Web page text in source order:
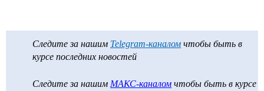
Следите за нашим Telegram-каналом чтобы быть в
курсе последних новостей
Следите за нашим МАКС-каналом чтобы быть в курсе